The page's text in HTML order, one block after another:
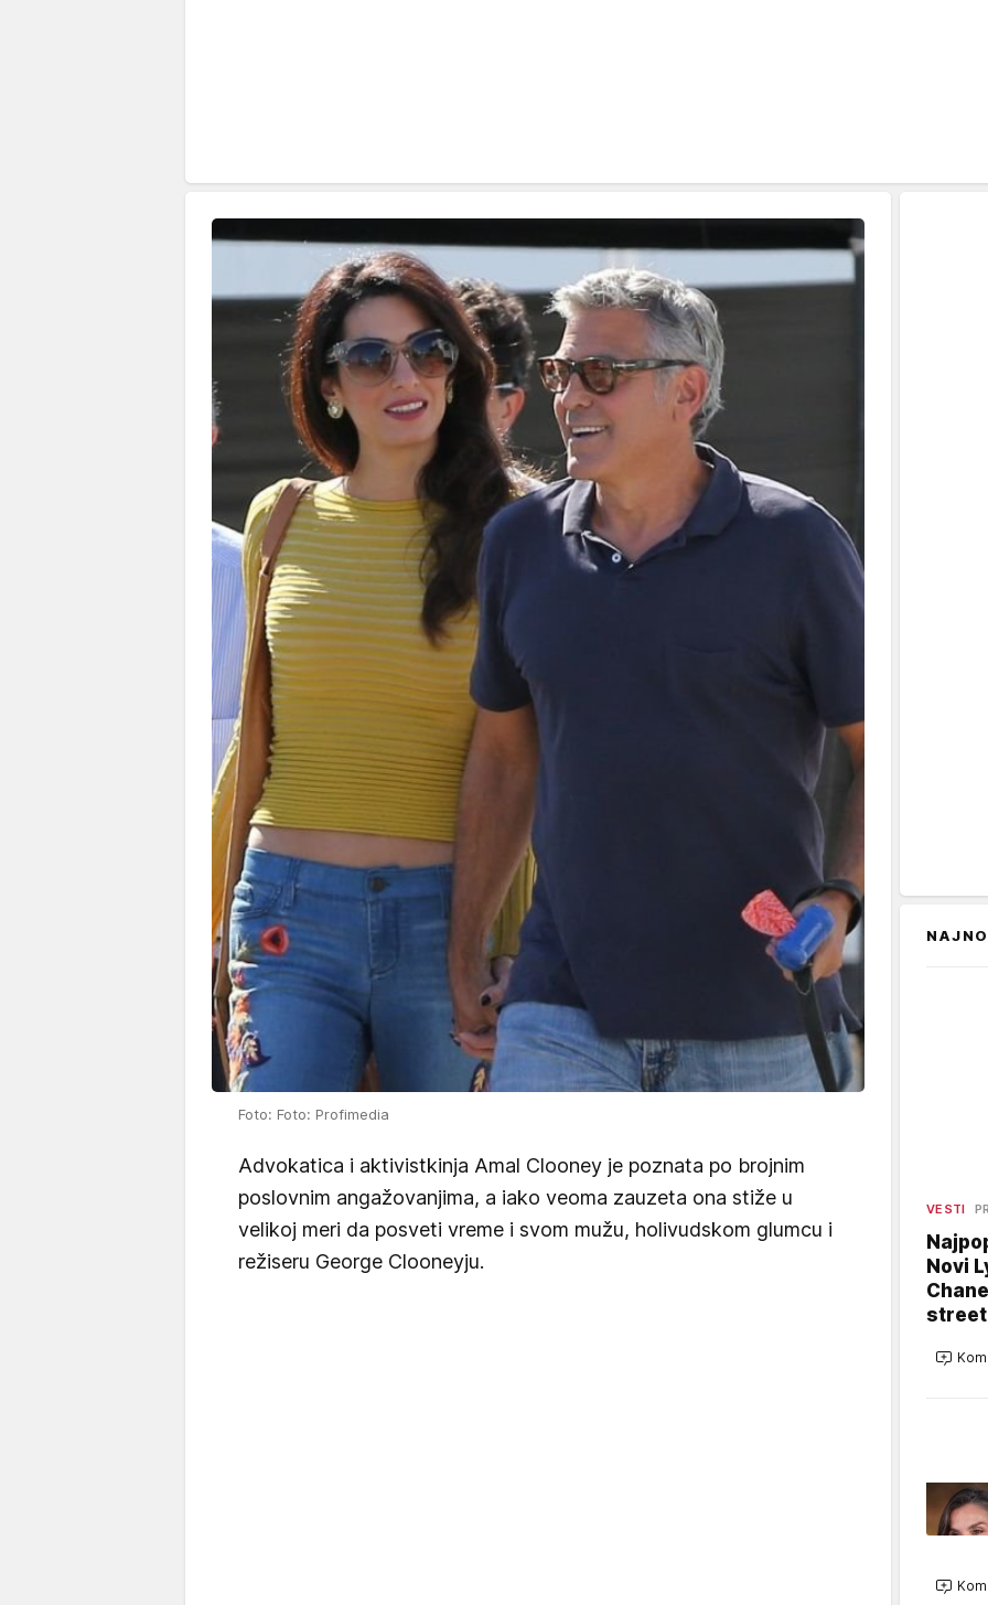
Foto: Foto: Profimedia
Advokatica i aktivistkinja Amal Clooney je poznata po brojnim
poslovnim angažovanjima, a iako veoma zauzeta ona stiže u
velikoj meri da posveti vreme i svom mužu, holivudskom glumcu i
režiseru George Clooneyju.
VESTI
Novi